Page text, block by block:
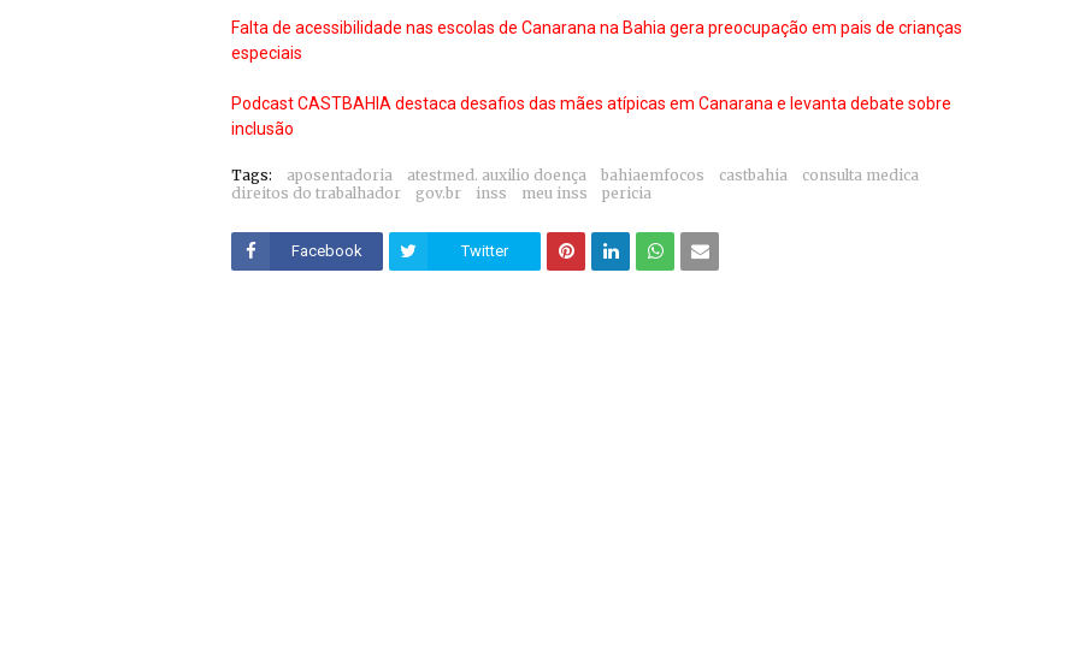
Falta de acessibilidade nas escolas de Canarana na Bahia gera preocupação em pais de crianças
especiais
Podcast CASTBAHIA destaca desafios das mães atípicas em Canarana e levanta debate sobre
inclusão
Tags: aposentadoria atestmed. auxilio doença bahiaemfocos castbahia
consulta medica
direitos do trabalhador
gov.br inss meu inss pericia
Facebook Twitter